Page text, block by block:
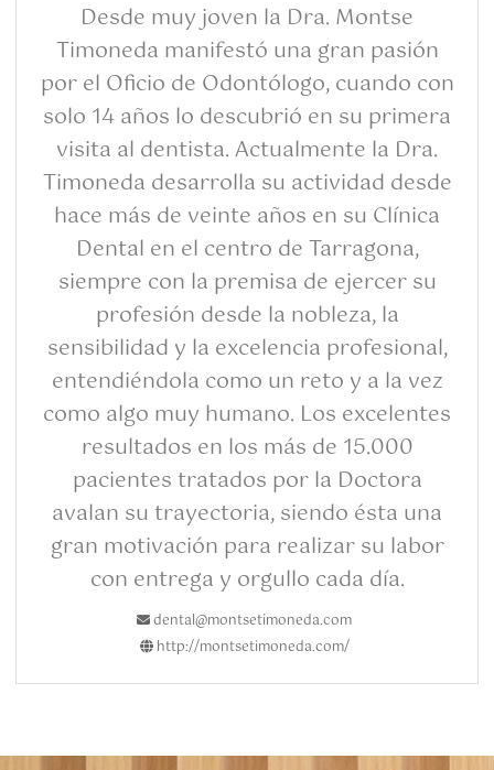
Desde muy joven la Dra. Montse
Timoneda manifestó una gran pasión
por el Oficio de Odontólogo, cuando con
solo 14 años lo descubrió en su primera
visita al dentista. Actualmente la Dra.
Timoneda desarrolla su actividad desde
hace más de veinte años en su Clínica
Dental en el centro de Tarragona,
siempre con la premisa de ejercer su
profesión desde la nobleza, la
sensibilidad y la excelencia profesional,
entendiéndola como un reto y a la vez
como algo muy humano. Los excelentes
resultados en los más de 15.000
pacientes tratados por la Doctora
avalan su trayectoria, siendo ésta una
gran motivación para realizar su labor
con entrega y orgullo cada día.
dental@montsetimoneda.com
http://montsetimoneda.com/